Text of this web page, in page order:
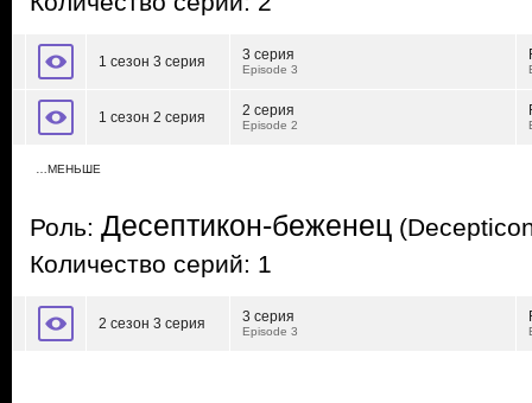
1 сезон 3 серия 3 серия
Episode 3
1 сезон 2 серия 2 серия
Episode 2
…МЕНЬШЕ
Роль: Десептикон-беженец
Количество серий: 1
2 сезон 3 серия 3 серия
Episode 3